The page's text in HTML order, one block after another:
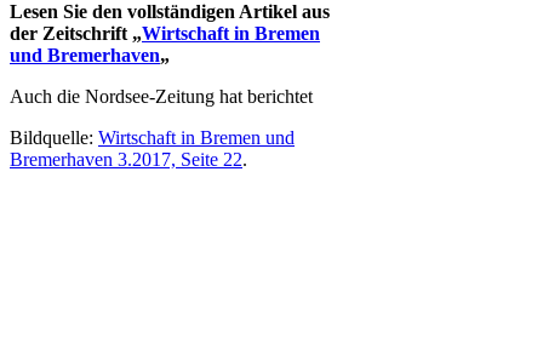
Lesen Sie den vollständigen Artikel aus
der Zeitschrift „Wirtschaft in Bremen
und Bremerhaven„
Auch die Nordsee-Zeitung hat berichtet
Bildquelle: Wirtschaft in Bremen und
Bremerhaven 3.2017, Seite 22.